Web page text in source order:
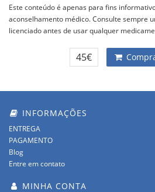
Este conteúdo é apenas para fins
aconselhamento médico. Consulte sempre
licenciado antes de usar qualquer
45€
INFORMAÇÕES
ENTREGA
PAGAMENTO
Blog
Entre em contato
MINHA CONTA